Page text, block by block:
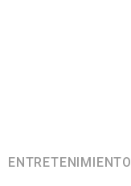
ENTRETENIMIENTO